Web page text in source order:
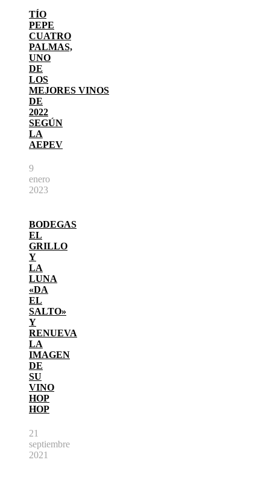
TÍO
PEPE
CUATRO
PALMAS,
UNO
DE
LOS
MEJORES VINOS
DE
2022
SEGÚN
LA
AEPEV
9
enero
2023
BODEGAS
EL
GRILLO
Y
LA
LUNA
«DA
EL
SALTO»
Y
RENUEVA
LA
IMAGEN
DE
SU
VINO
HOP
HOP
21
septiembre
2021